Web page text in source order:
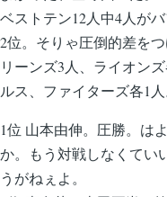
ベストテン12人中4人が
2位。そりゃ圧倒的差を
リーンズ3人、ライオン
ルス、ファイターズ各1人
1位 山本由伸。圧勝。は
か。もう対戦しなくてい
うがねぇよ。